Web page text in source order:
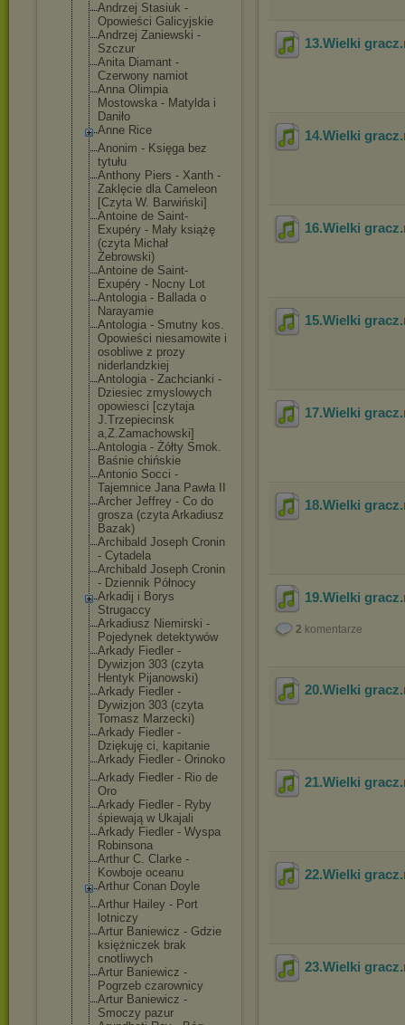
Andrzej Stasiuk -
Opowieści Galicyjskie
Andrzej Zaniewski -
Szczur
Anita Diamant -
Czerwony namiot
Anna Olimpia
Mostowska - Matylda i
Daniło
Anne Rice
Anonim - Księga bez
tytułu
Anthony Piers - Xanth -
Zaklęcie dla Cameleon
[Czyta W. Barwiński]
Antoine de Saint-
Exupéry - Mały książę
(czyta Michał
Żebrowski)
Antoine de Saint-
Exupéry - Nocny Lot
Antologia - Ballada o
Narayamie
Antologia - Smutny kos.
Opowieści niesamowite i
osobliwe z prozy
niderlandzkiej
Antologia - Zachcianki -
Dziesiec zmyslowych
opowiesci [czytaja
J.Trzepiecinsk
a,Z.Zamachowski]
Antologia - Żółty Smok.
Baśnie chińskie
Antonio Socci -
Tajemnice Jana Pawła II
Archer Jeffrey - Co do
grosza (czyta Arkadiusz
Bazak)
Archibald Joseph Cronin
- Cytadela
Archibald Joseph Cronin
- Dziennik Północy
Arkadij i Borys
Strugaccy
Arkadiusz Niemirski -
Pojedynek detektywów
Arkady Fiedler -
Dywizjon 303 (czyta
Hentyk Pijanowski)
Arkady Fiedler -
Dywizjon 303 (czyta
Tomasz Marzecki)
Arkady Fiedler -
Dziękuję ci, kapitanie
Arkady Fiedler - Orinoko
Arkady Fiedler - Rio de
Oro
Arkady Fiedler - Ryby
śpiewają w Ukajali
Arkady Fiedler - Wyspa
Robinsona
Arthur C. Clarke -
Kowboje oceanu
Arthur Conan Doyle
Arthur Hailey - Port
lotniczy
Artur Baniewicz - Gdzie
księżniczek brak
cnotliwych
Artur Baniewicz -
Pogrzeb czarownicy
Artur Baniewicz -
Smoczy pazur
13.Wielki gracz
14.Wielki gracz
16.Wielki gracz
15.Wielki gracz
17.Wielki gracz
18.Wielki gracz
19.Wielki gracz
2 komentarze
20.Wielki gracz
21.Wielki gracz
22.Wielki gracz
23.Wielki gracz